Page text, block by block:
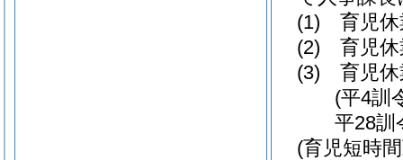
(1)
育児
(2)
育児
(3)
育児
(平4訓
平28訓
(育児短時